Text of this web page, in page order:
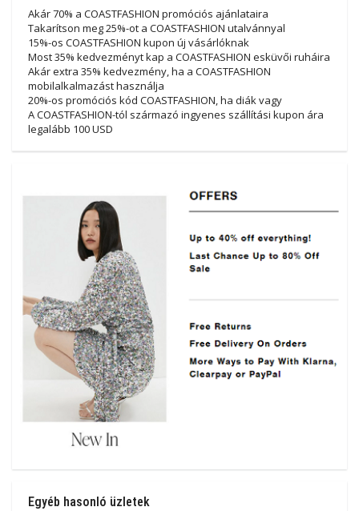
Akár 70% a COASTFASHION promóciós ajánlataira
Takarítson meg 25%-ot a COASTFASHION utalvánnyal
15%-os COASTFASHION kupon új vásárlóknak
Most 35% kedvezményt kap a COASTFASHION esküvői ruháira
Akár extra 35% kedvezmény, ha a COASTFASHION
mobilalkalmazást használja
20%-os promóciós kód COASTFASHION, ha diák vagy
A COASTFASHION-tól származó ingyenes szállítási kupon ára
legalább 100 USD
Egyéb hasonló üzletek